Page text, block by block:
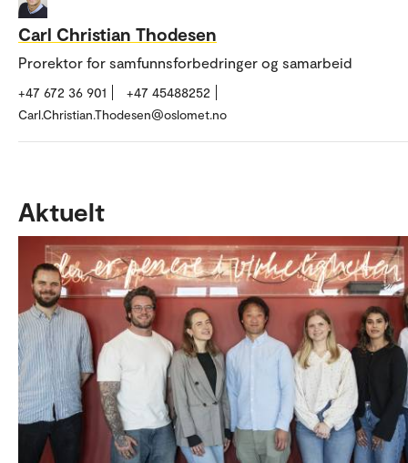
Carl Christian Thodesen
Prorektor for samfunnsforbedringer og samarbeid
+47 672 36 901
+47 45488252
Carl.Christian.Thodesen@oslomet.no
Aktuelt